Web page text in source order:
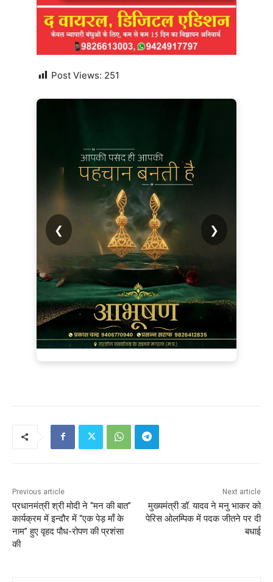
Post Views: 251
❮ ❯
Previous article
प्रधानमंत्री श्री मोदी ने “मन की बात”
कार्यक्रम में इन्दौर में “एक पेड़ माँ के
नाम” हुए वृहद पौध-रोपण की प्रशंसा
की
Next article
मुख्यमंत्री डॉ. यादव ने मनु भाकर को
पेरिस ओलम्पिक में पदक जीतने पर दी
बधाई